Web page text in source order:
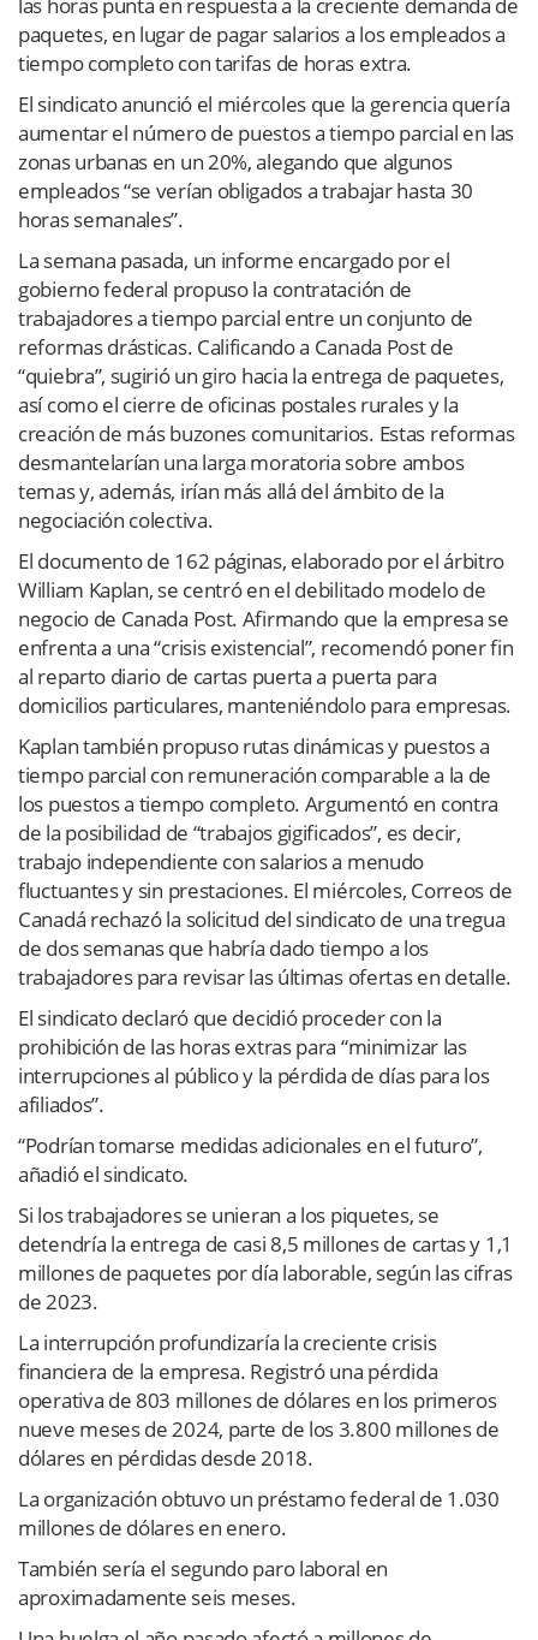
paquetes, en lugar de pagar salarios a los empleados a
tiempo completo con tarifas de horas extra.
El sindicato anunció el miércoles que la gerencia quería
aumentar el número de puestos a tiempo parcial en las
zonas urbanas en un 20%, alegando que algunos
empleados “se verían obligados a trabajar hasta 30
horas semanales”.
La semana pasada, un informe encargado por el
gobierno federal propuso la contratación de
trabajadores a tiempo parcial entre un conjunto de
reformas drásticas. Calificando a Canada Post de
“quiebra”, sugirió un giro hacia la entrega de paquetes,
así como el cierre de oficinas postales rurales y la
creación de más buzones comunitarios. Estas reformas
desmantelarían una larga moratoria sobre ambos
temas y, además, irían más allá del ámbito de la
negociación colectiva.
El documento de 162 páginas, elaborado por el árbitro
William Kaplan, se centró en el debilitado modelo de
negocio de Canada Post. Afirmando que la empresa se
enfrenta a una “crisis existencial”, recomendó poner fin
al reparto diario de cartas puerta a puerta para
domicilios particulares, manteniéndolo para empresas.
Kaplan también propuso rutas dinámicas y puestos a
tiempo parcial con remuneración comparable a la de
los puestos a tiempo completo. Argumentó en contra
de la posibilidad de “trabajos gigificados”, es decir,
trabajo independiente con salarios a menudo
fluctuantes y sin prestaciones. El miércoles, Correos de
Canadá rechazó la solicitud del sindicato de una tregua
de dos semanas que habría dado tiempo a los
trabajadores para revisar las últimas ofertas en detalle.
El sindicato declaró que decidió proceder con la
prohibición de las horas extras para “minimizar las
interrupciones al público y la pérdida de días para los
afiliados”.
“Podrían tomarse medidas adicionales en el futuro”,
añadió el sindicato.
Si los trabajadores se unieran a los piquetes, se
detendría la entrega de casi 8,5 millones de cartas y 1,1
millones de paquetes por día laborable, según las cifras
de 2023.
La interrupción profundizaría la creciente crisis
financiera de la empresa. Registró una pérdida
operativa de 803 millones de dólares en los primeros
nueve meses de 2024, parte de los 3.800 millones de
dólares en pérdidas desde 2018.
La organización obtuvo un préstamo federal de 1.030
millones de dólares en enero.
También sería el segundo paro laboral en
aproximadamente seis meses.